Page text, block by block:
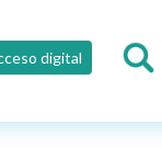
digital